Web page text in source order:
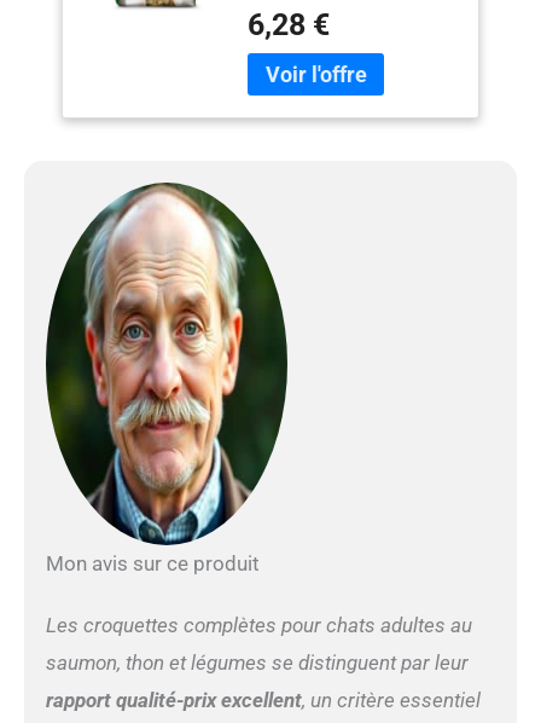
en collaboration avec des
vétérinaires Prébiotiques
naturels pour faciliter la
conservateurs Sachet
refermable pour une
fraîcheur maximale
6,28 €
Mon avis sur ce produit
Les croquettes complètes pour chats adultes au
saumon, thon et légumes se distinguent par leur
rapport qualité-prix excellent, un critère essentiel